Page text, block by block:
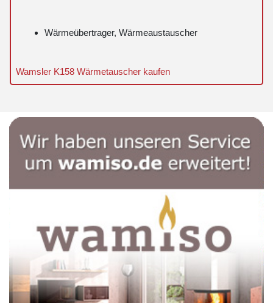
Wärmeübertrager, Wärmeaustauscher
Wamsler K158 Wärmetauscher kaufen